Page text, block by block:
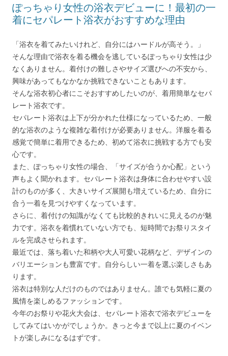
ぽっちゃり女性の浴衣デビューに！最初の一
着にセパレート浴衣がおすすめな理由
「浴衣を着てみたいけれど、自分にはハードルが高そう。」
そんな理由で浴衣を着る機会を逃しているぽっちゃり女性は少
なくありません。着付けの難しさやサイズ選びへの不安から、
興味があってもなかなか挑戦できないこともあります。
そんな浴衣初心者にこそおすすめしたいのが、着用簡単なセパ
レート浴衣です。
セパレート浴衣は上下が分かれた仕様になっているため、一般
的な浴衣のような複雑な着付けが必要ありません。洋服を着る
感覚で簡単に着用できるため、初めて浴衣に挑戦する方でも安
心です。
また、ぽっちゃり女性の場合、「サイズが合うか心配」という
声もよく聞かれます。セパレート浴衣は身体に合わせやすい設
計のものが多く、大きいサイズ展開も増えているため、自分に
合う一着を見つけやすくなっています。
さらに、着付けの知識がなくても比較的きれいに見えるのが魅
力です。浴衣を着慣れていない方でも、短時間でお祭りスタイ
ルを完成させられます。
最近では、落ち着いた和柄や大人可愛い花柄など、デザインの
バリエーションも豊富です。自分らしい一着を選ぶ楽しさもあ
ります。
浴衣は特別な人だけのものではありません。誰でも気軽に夏の
風情を楽しめるファッションです。
今年のお祭りや花火大会は、セパレート浴衣で浴衣デビューを
してみてはいかがでしょうか。きっと今まで以上に夏のイベン
トが楽しみになるはずです。